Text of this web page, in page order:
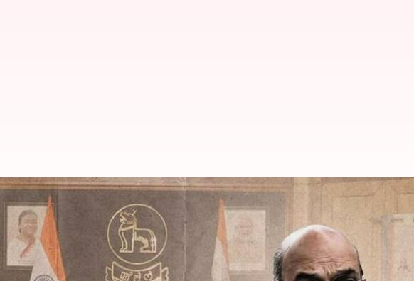
மணிப்பூர் வன்முறையை விசாரிக்க
எழுதியவர் Sindhuja SM Jun 01, 2023
செய்தி முன்னோட்டம்